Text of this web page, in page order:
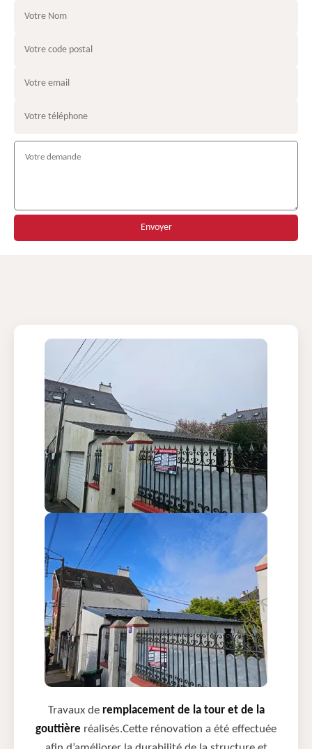
Travaux de remplacement de la tour et de la
gouttière réalisés.Cette rénovation a été effectuée